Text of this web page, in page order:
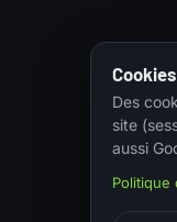
Des
site
aussi
Politique